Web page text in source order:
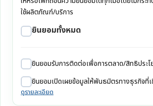
ใช้ผลิตภัณฑ์/บริการ
ยินยอมทั้งหมด
ยินยอมรับการติดต่อเพื่อการตลาด/สิทธิประโ
ยินยอมเปิดเผยข้อมูลให้พันธมิตรทางธุรกิจที่
ดูรายละเอียด